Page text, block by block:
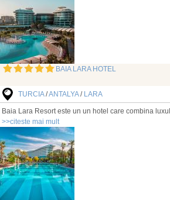
BAIA LARA HOTEL
TURCIA/ANTALYA/ LARA
Baia Lara Resort este un un hotel care combina
>>citeste mai mult